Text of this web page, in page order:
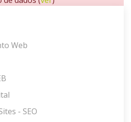
Web
- SEO